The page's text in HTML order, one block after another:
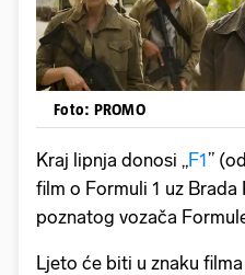
Foto: PROMO
Kraj lipnja donosi „F1”
film o Formuli 1 uz Brada
poznatog vozača
Ljeto će biti u znaku filma